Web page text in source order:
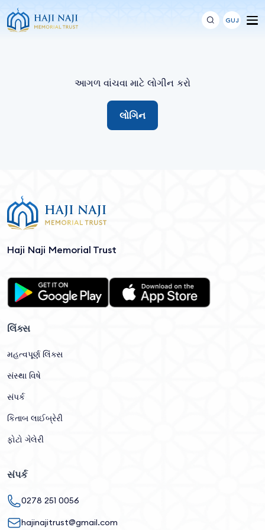
GUJ
આગળ વાંચવા માટે લોગીન કરો
લોગિન
Haji Naji Memorial Trust
લિંક્સ
મહત્વપૂર્ણ લિંક્સ
સંસ્થા વિષે
સંપર્ક
કિતાબ લાઈબ્રેરી
ફોટો ગેલેરી
સંપર્ક
0278 251 0056
hajinajitrust@gmail.com